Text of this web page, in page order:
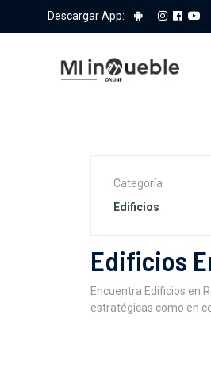
Descargar App:
Categoría
Edificios
Edificios
Encuentra Edificios en
estratégicas como en